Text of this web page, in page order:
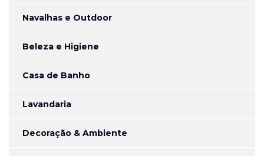
Navalhas e Outdoor
Beleza e Higiene
Casa de Banho
Lavandaria
Decoração & Ambiente